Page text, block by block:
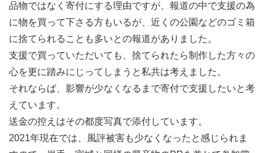
品物ではなく寄付にする理由ですが、報道の中で支援の為
に物を買って下さる方もいるが、近くの公園などのゴミ箱
に捨てられることも多いとの報道がありました。
支援で買っていただいても、捨てられたら制作した方々の
心を更に踏みにじってしまうと私共は考えました。
それならば、影響が少なくなるまで寄付で支援したいと考
えています。
送金の控えはその都度写真で添付しています。
2021年現在では、風評被害も少なくなったと感じられま